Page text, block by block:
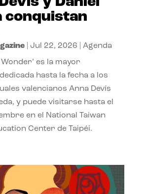
conquistan
| Jul 22, 2026 Agenda
es la mayor
hasta la fecha a los
valencianos Anna Devís
y puede visitarse hasta el
en el National Taiwan
Center de Taipéi.